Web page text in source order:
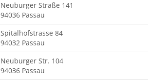
Neuburger Straße 141
94036 Passau
Spitalhofstrasse 84
94032 Passau
Neuburger Str. 104
94036 Passau